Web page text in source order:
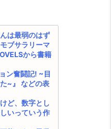
は最弱のはず
ブサラリーマ
から書籍
ン奮闘記! ~目
~』 などの表
ど、数字とし
いっていう作